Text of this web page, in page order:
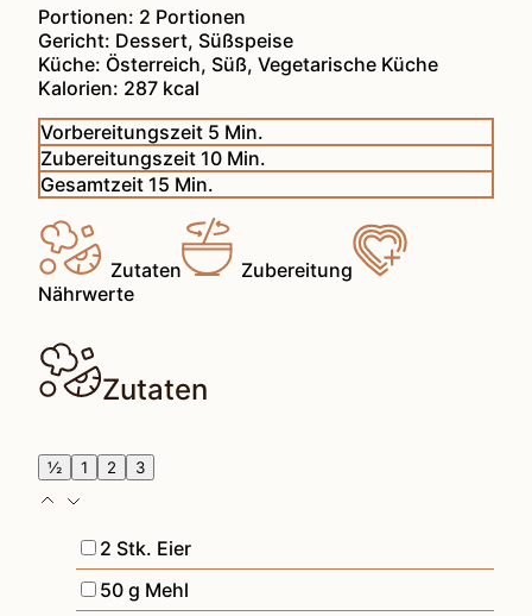
Portionen: 2 Portionen
Gericht: Dessert, Süßspeise
Küche: Österreich, Süß, Vegetarische Küche
Kalorien: 287 kcal
Vorbereitungszeit 5 Minuten
Min.
Zubereitungszeit 10Minuten
Min.
Gesamtzeit 15 Minuten
Min.
Zutaten
Zubereitung
Nährwerte
Zutaten
½ 1 2 3
▢
2 Stk. Eier
▢
50 g Mehl